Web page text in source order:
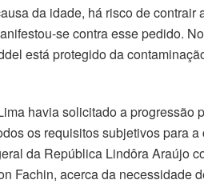
da idade, há risco de contrair
se contra esse pedido.
está protegido da
havia solicitado a progressão
os requisitos subjetivos para
da República Lindôra Araújo
Fachin, acerca da necessidade